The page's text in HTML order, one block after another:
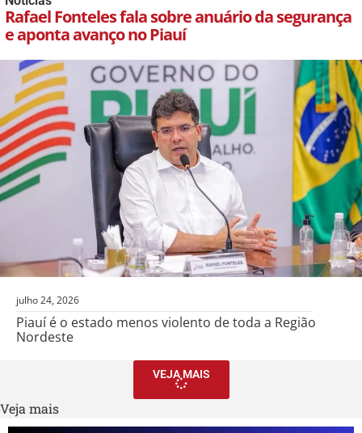
Rafael Fonteles fala sobre anuário da segurança
e aponta avanço no Piauí
julho 24, 2026
Piauí é o estado menos violento de toda a Região
Nordeste
VEJA MAIS
Veja mais